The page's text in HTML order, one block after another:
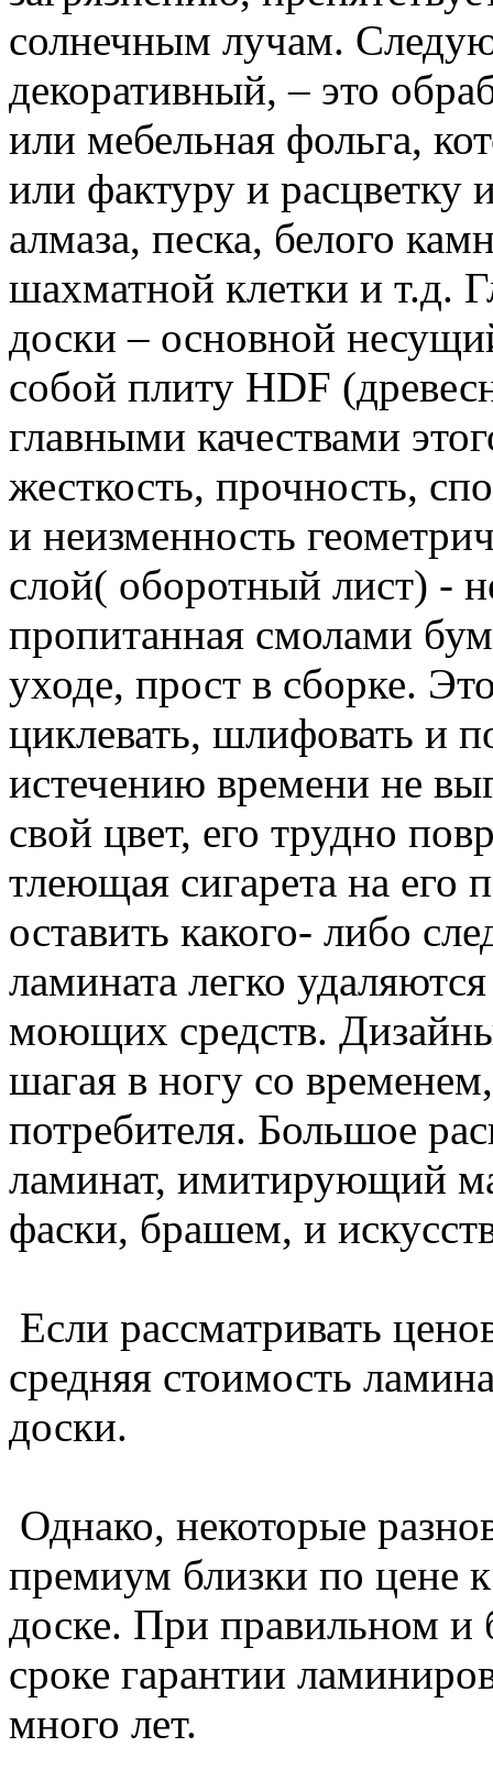
солнечным лучам.
декоративный, – это
или мебельная фольга,
или фактуру и расцветку
алмаза, песка, белого
шахматной клетки и т.д.
доски – основной
собой плиту HDF
главными качествами
жесткость, прочность,
и неизменность
слой( оборотный лист) -
пропитанная смолами
уходе, прост в сборке.
циклевать, шлифовать и
истечению времени не
свой цвет, его трудно
тлеющая сигарета на его
оставить какого- либо
ламината легко
моющих средств.
шагая в ногу со
потребителя. Большое
ламинат, имитирующий
фаски, брашем, и
Если рассматривать
средняя стоимость
доски.
Однако, некоторые
премиум близки по цене
доске. При правильном и
сроке гарантии
много лет.